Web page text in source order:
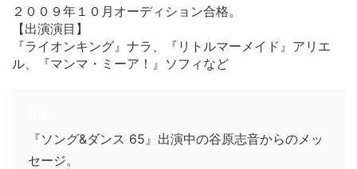
２００９年１０月オーディション合格。
【出演演目】
『ライオンキング』ナラ、『リトルマーメイド』アリエ
ル、『マンマ・ミーア！』ソフィなど
『ソング&ダンス 65』出演中の谷原志音からのメッ
セージ。